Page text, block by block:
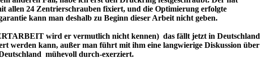
24 Zentrierschrauben fixiert, und die Optimierung erfolgte
kann man deshalb zu Beginn dieser Arbeit nicht geben.
wird er vermutlich nicht kennen) das fällt jetzt in Deutschland
werden kann, außer man führt mit ihm eine langwierige Diskussion über
Deutschland mühevoll durch-exerziert.